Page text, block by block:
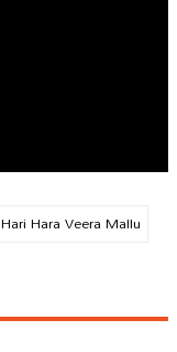
Hari Hara Veera Mallu